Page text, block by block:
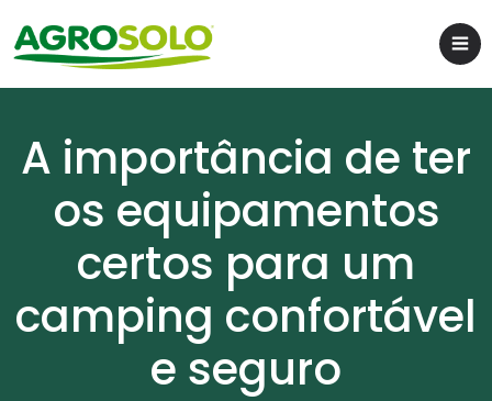
A importância de ter
os equipamentos
certos para um
camping confortável
e seguro